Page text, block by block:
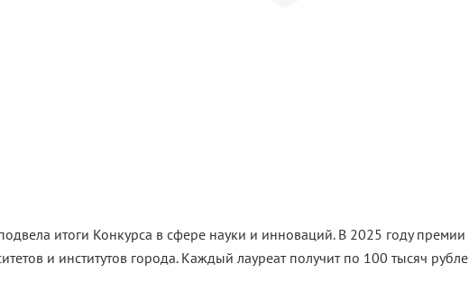
итоги Конкурса в сфере науки и инноваций. В 2025 году
и институтов города. Каждый лауреат получит по 100 тысяч